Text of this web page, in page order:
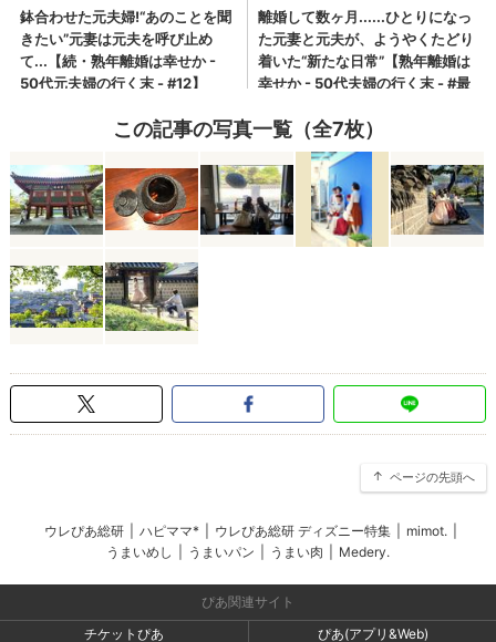
この記事の写真一覧（全7枚）
ページの先頭へ
ウレぴあ総研 ハピママ* ウレぴあ総研 ディズニー特集 mimot.
うまいめし
うまいパン うまい肉 Medery.
ぴあ関連サイト
チケットぴあ
ぴあ(アプリ&Web)